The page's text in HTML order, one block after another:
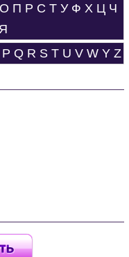
О П Р С Т У Ф Х Ц Ч
Я
P Q R S T U V W Y Z